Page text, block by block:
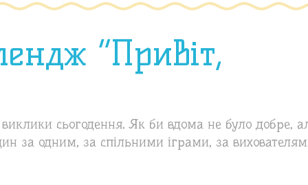
“Привіт,
сьогодення. Як би вдома не було добре,
за одним, за спільними іграми, за